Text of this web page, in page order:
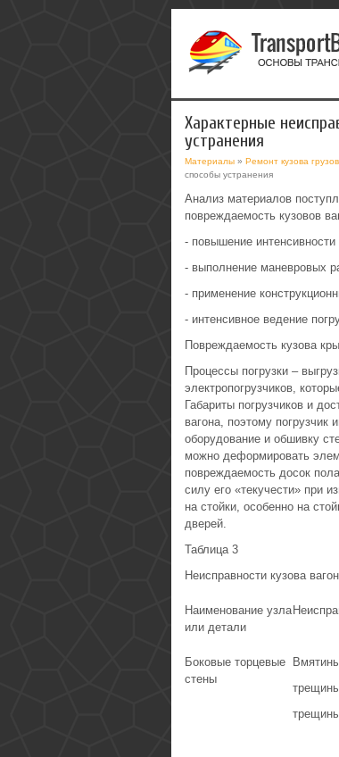
Характерные
устранения
Материалы » Ремонт кузова
способы устранения
Анализ материалов
повреждаемость кузовов
- повышение интенсивности
- выполнение маневровых
- применение
- интенсивное ведение
Повреждаемость кузова
Процессы погрузки –
электропогрузчиков,
Габариты погрузчиков и
вагона, поэтому погрузчик
оборудование и обшивку
можно деформировать
повреждаемость досок
силу его «текучести» при
на стойки, особенно на
дверей.
Таблица 3
Неисправности кузова
Наименование узла
или детали
Боковые торцевые
стены